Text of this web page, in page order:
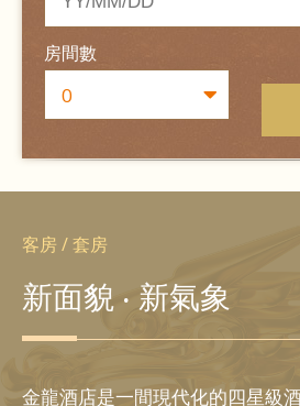
房間數
客房 / 套房
新面貌 ‧ 新氣象
金龍酒店是一間現代化的四星級